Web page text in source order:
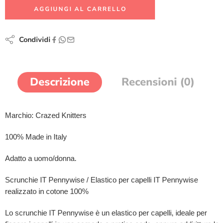
AGGIUNGI AL CARRELLO
Condividi
Descrizione Recensioni (0)
Marchio: Crazed Knitters
100% Made in Italy
Adatto a uomo/donna.
Scrunchie IT Pennywise / Elastico per capelli IT Pennywise
realizzato in cotone 100%
Lo scrunchie IT Pennywise è un elastico per capelli, ideale per